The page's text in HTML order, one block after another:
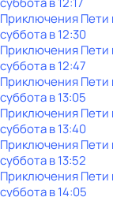
Приключения Пети
субботав12:30
Приключения Пети
субботав12:47
Приключения Пети
субботав13:05
Приключения Пети
субботав13:40
Приключения Пети
субботав13:52
Приключения Пети
субботав14:05